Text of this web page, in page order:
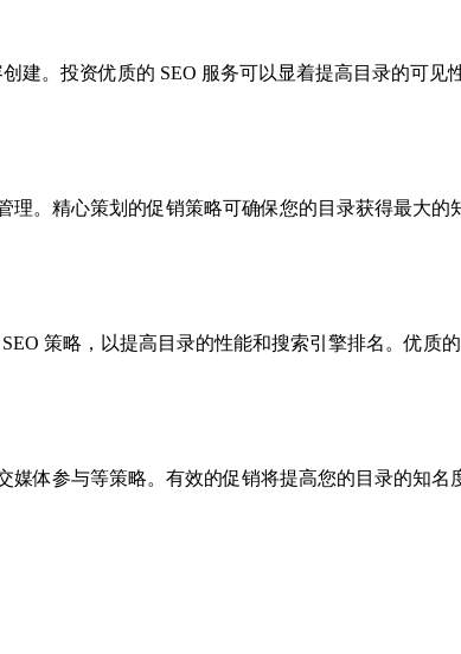
建。投资优质的 SEO 服务可以显着提高目录的可见
。精心策划的促销策略可确保您的目录获得最大的
策略，以提高目录的性能和搜索引擎排名。优质
体参与等策略。有效的促销将提高您的目录的知名